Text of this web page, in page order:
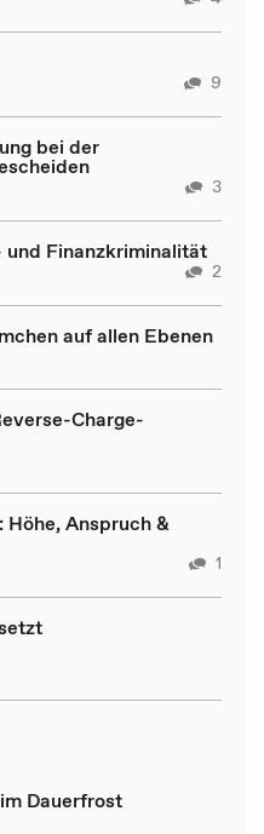
9
bei der
3
und Finanzkriminalität
2
auf allen Ebenen
Charge-
Anspruch &
1
Dauerfrost